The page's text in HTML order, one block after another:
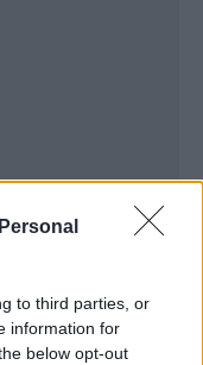
to third parties, or
information for
below opt-out